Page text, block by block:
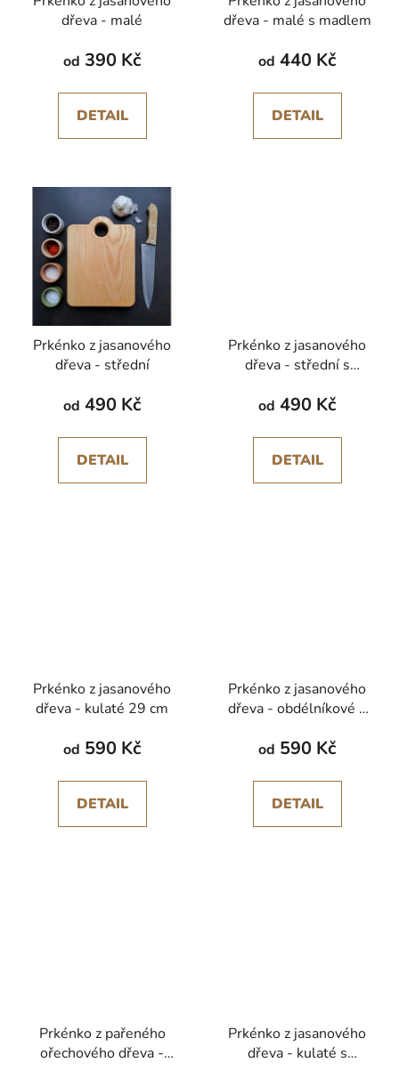
dřeva - malé
od 390 Kč
DETAIL
dřeva - malé s madlem
od 440 Kč
DETAIL
Prkénko z jasanového
dřeva - střední
od 490 Kč
DETAIL
Prkénko z jasanového
dřeva - střední s
od 490 Kč
DETAIL
Prkénko z jasanového
dřeva - kulaté 29 cm
od 590 Kč
DETAIL
Prkénko z jasanového
dřeva - obdélníkové s
od 590 Kč
DETAIL
Prkénko z pařeného
ořechového dřeva -
Prkénko z jasanového
dřeva - kulaté s